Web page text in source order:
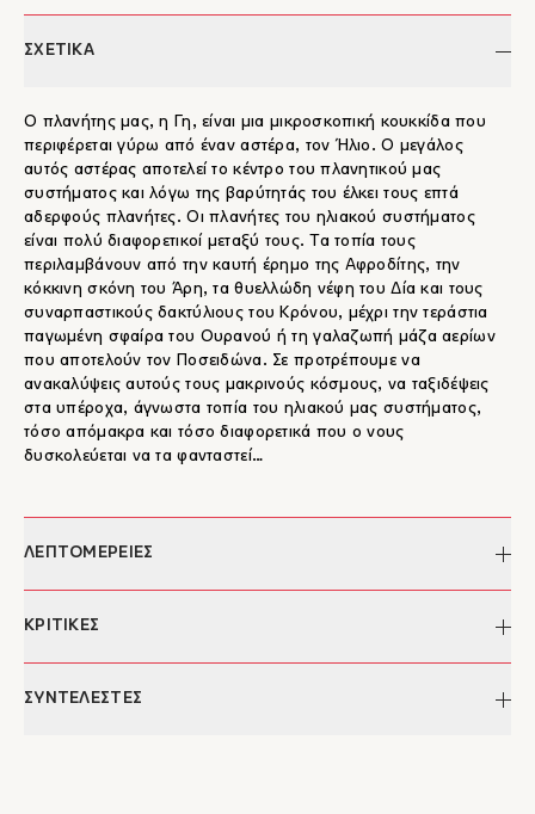
ΣΧΕΤΙΚΑ
Ο πλανήτης μας, η Γη, είναι μια μικροσκοπική κουκκίδα που
περιφέρεται γύρω από έναν αστέρα, τον Ήλιο. Ο μεγάλος
αυτός αστέρας αποτελεί το κέντρο του πλανητικού μας
συστήματος και λόγω της βαρύτητάς του έλκει τους επτά
αδερφούς πλανήτες. Οι πλανήτες του ηλιακού συστήματος
είναι πολύ διαφορετικοί μεταξύ τους. Τα τοπία τους
περιλαμβάνουν από την καυτή έρημο της Αφροδίτης, την
κόκκινη σκόνη του Άρη, τα θυελλώδη νέφη του Δία και τους
συναρπαστικούς δακτύλιους του Κρόνου, μέχρι την τεράστια
παγωμένη σφαίρα του Ουρανού ή τη γαλαζωπή μάζα αερίων
που αποτελούν τον Ποσειδώνα. Σε προτρέπουμε να
ανακαλύψεις αυτούς τους μακρινούς κόσμους, να ταξιδέψεις
στα υπέροχα, άγνωστα τοπία του ηλιακού μας συστήματος,
τόσο απόμακρα και τόσο διαφορετικά που ο νους
δυσκολεύεται να τα φανταστεί…
ΛΕΠΤΟΜΕΡΕΙΕΣ
Συγγραφέας:
Ημερομηνία έκδοσης:
ΚΡΙΤΙΚΕΣ
"Με δεκαεφτά κεφάλαια που μιλούν για την αρχή του
ΣΥΝΤΕΛΕΣΤΕΣ